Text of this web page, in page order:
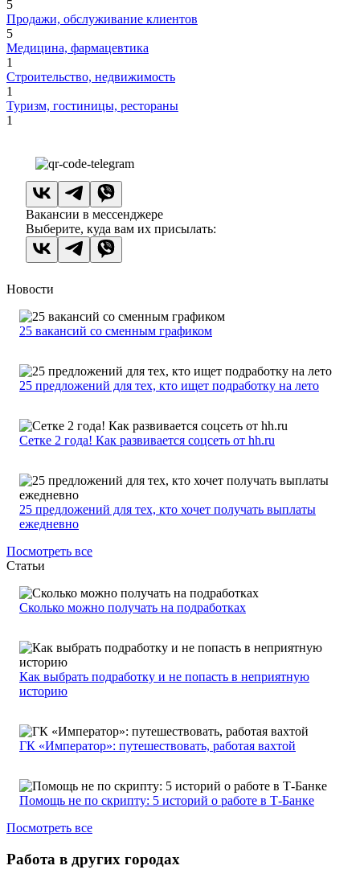
5
Продажи, обслуживание клиентов
5
Медицина, фармацевтика
1
Строительство, недвижимость
1
Туризм, гостиницы, рестораны
1
Вакансии в мессенджере
Выберите, куда вам их присылать:
Новости
25 вакансий со сменным графиком
25 предложений для тех, кто ищет подработку на лето
Сетке 2 года! Как развивается соцсеть от hh.ru
25 предложений для тех, кто хочет получать выплаты
ежедневно
Посмотреть все
Статьи
Сколько можно получать на подработках
Как выбрать подработку и не попасть в неприятную
историю
ГК «Император»: путешествовать, работая вахтой
Помощь не по скрипту: 5 историй о работе в Т-Банке
Посмотреть все
Работа в других городах